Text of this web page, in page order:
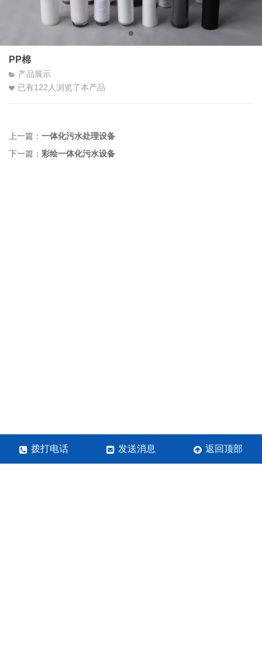
PP棉
产品展示
已有122人浏览了本产品
上一篇： 一体化污水处理设备
下一篇： 彩绘一体化污水设备
拨打电话 发送消息 返回顶部